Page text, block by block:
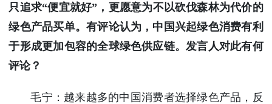
只追求“便宜就好”，更愿意为不以砍伐森林为代价的
绿色产品买单。有评论认为，中国兴起绿色消费有利
于形成更加包容的全球绿色供应链。发言人对此有何
评论？
毛宁：越来越多的中国消费者选择绿色产品，反